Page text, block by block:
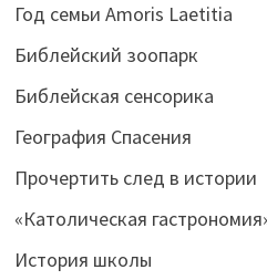
Год семьи Amoris Laetitia
Библейский зоопарк
Библейская сенсорика
География Спасения
Прочертить след в истории
«Католическая
История школы